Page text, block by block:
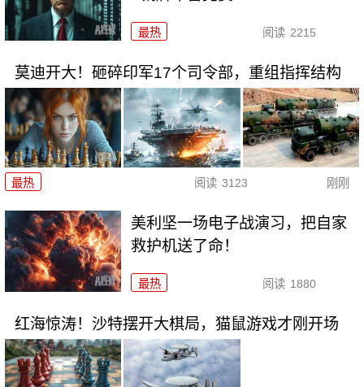
最热 阅读 2215
莫迪开大！砸碎印军17个司令部，重组指挥结构
最热 阅读 3123 刚刚
美利坚一场电子战演习，把自家
救护机送了命！
最热 阅读 1880
红海惊涛！沙特摆开大棋局，猫鼠游戏才刚开场